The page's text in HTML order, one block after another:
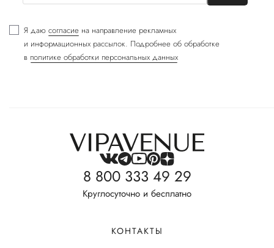
Я даю согласие на направление рекламных
и информационных рассылок. Подробнее об обработке
в политике обработки персональных данных
8 800 333 49 29
Круглосуточно и бесплатно
КОНТАКТЫ